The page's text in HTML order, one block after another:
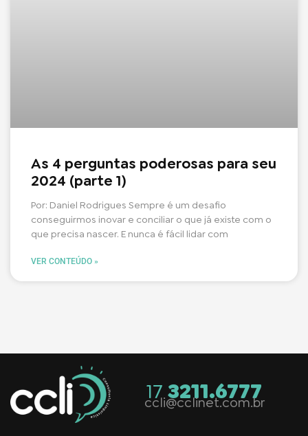
As 4 perguntas poderosas para seu
2024 (parte 1)
Por: Daniel Rodrigues Sempre é um desafio
conseguirmos inovar e conciliar o que já existe com o
que precisa nascer. E nunca é fácil lidar com
VER CONTEÚDO »
173211.6777
ccli@cclinet.com.br